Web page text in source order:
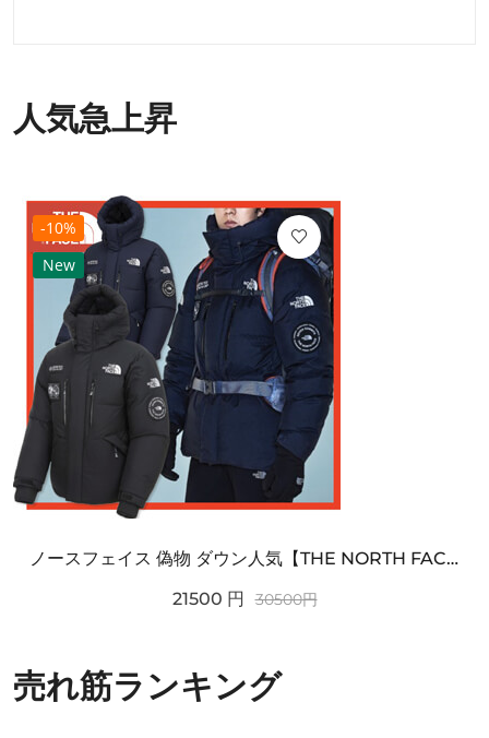
人気急上昇
-10%
New
ノースフェイス 偽物 ダウン人気【THE NORTH FACE】M'S 7 SUMMIT HIM...
21500 円 30500円
売れ筋ランキング